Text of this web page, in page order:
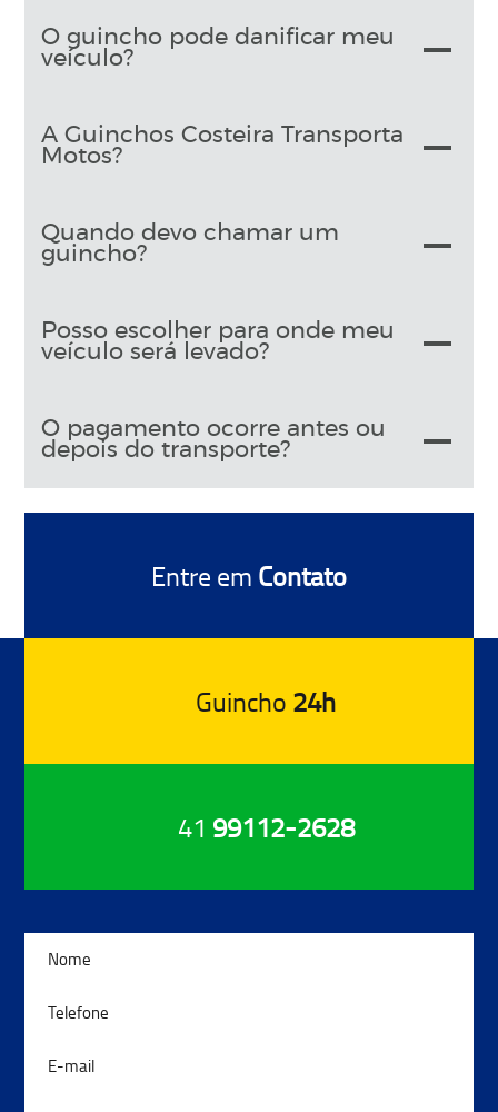
O guincho pode danificar meu
veículo?
A Guinchos Costeira Transporta
Motos?
Quando devo chamar um
guincho?
Posso escolher para onde meu
veículo será levado?
O pagamento ocorre antes ou
depois do transporte?
Guincho 24h
Entre em Contato
41 99112-2628